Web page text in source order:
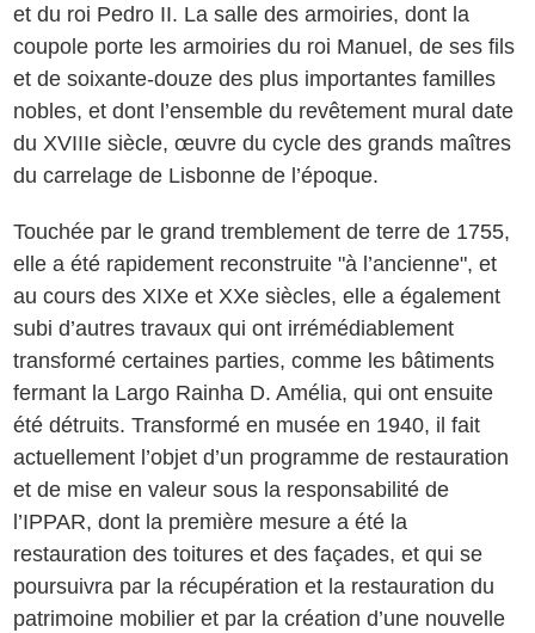
et du roi Pedro II. La salle des armoiries, dont la
coupole porte les armoiries du roi Manuel, de ses fils
et de soixante-douze des plus importantes familles
nobles, et dont l’ensemble du revêtement mural date
du XVIIIe siècle, œuvre du cycle des grands maîtres
du carrelage de Lisbonne de l’époque.
Touchée par le grand tremblement de terre de 1755,
elle a été rapidement reconstruite "à l’ancienne", et
au cours des XIXe et XXe siècles, elle a également
subi d’autres travaux qui ont irrémédiablement
transformé certaines parties, comme les bâtiments
fermant la Largo Rainha D. Amélia, qui ont ensuite
été détruits. Transformé en musée en 1940, il fait
actuellement l’objet d’un programme de restauration
et de mise en valeur sous la responsabilité de
l’IPPAR, dont la première mesure a été la
restauration des toitures et des façades, et qui se
poursuivra par la récupération et la restauration du
patrimoine mobilier et par la création d’une nouvelle